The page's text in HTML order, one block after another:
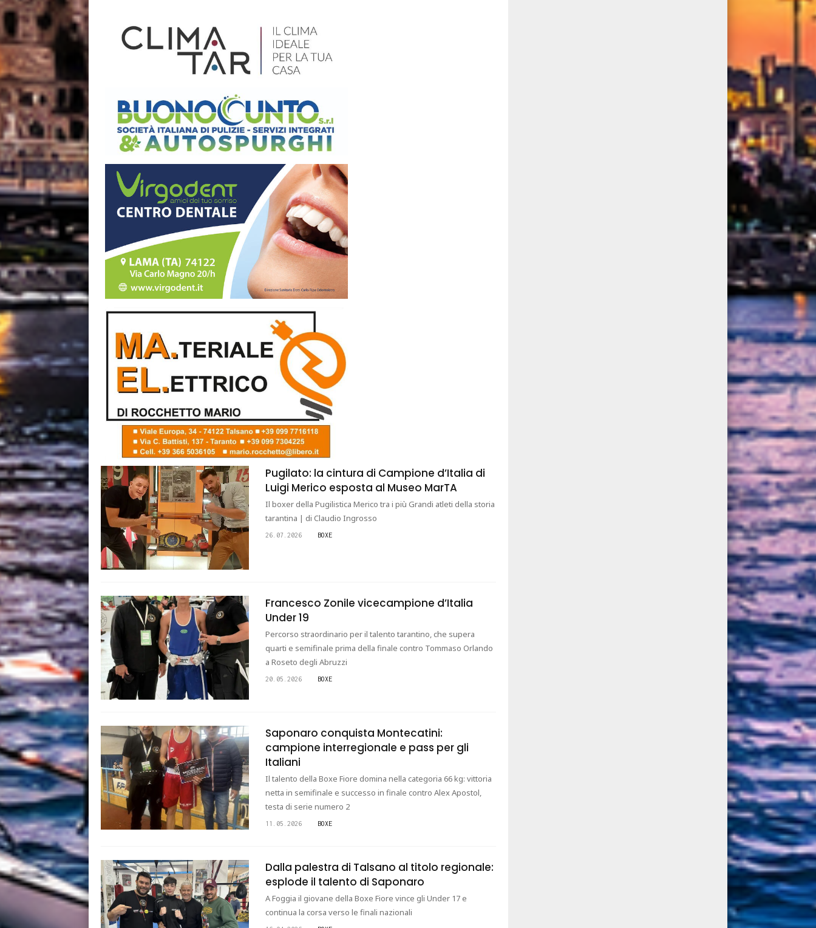
Pugilato: la cintura di Campione d’Italia di
Luigi Merico esposta al Museo MarTA
Il boxer della Pugilistica Merico tra i più Grandi atleti della storia
tarantina | di Claudio Ingrosso
26.07.2026 BOXE
Francesco Zonile vicecampione d’Italia
Under 19
Percorso straordinario per il talento tarantino, che supera
quarti e semifinale prima della finale contro Tommaso Orlando
a Roseto degli Abruzzi
20.05.2026 BOXE
Saponaro conquista Montecatini:
campione interregionale e pass per gli
Italiani
Il talento della Boxe Fiore domina nella categoria 66 kg: vittoria
netta in semifinale e successo in finale contro Alex Apostol,
testa di serie numero 2
11.05.2026 BOXE
Dalla palestra di Talsano al titolo regionale:
esplode il talento di Saponaro
A Foggia il giovane della Boxe Fiore vince gli Under 17 e
continua la corsa verso le finali nazionali